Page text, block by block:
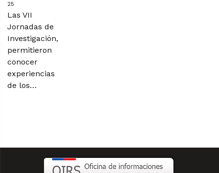
25
Las VII
Jornadas de
Investigación,
permitieron
conocer
experiencias
de los…